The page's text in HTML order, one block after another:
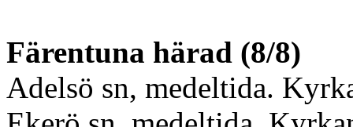
Färentuna härad (8/8)
Adelsö sn, medeltida.